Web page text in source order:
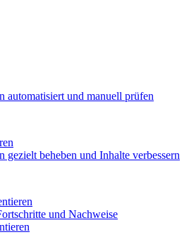
automatisiert und manuell prüfen
gezielt beheben und Inhalte verbessern
und Nachweise